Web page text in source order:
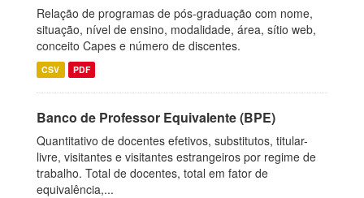
Relação de programas de pós-graduação com nome,
situação, nível de ensino, modalidade, área, sítio web,
conceito Capes e número de discentes.
CSV PDF
Banco de Professor Equivalente (BPE)
Quantitativo de docentes efetivos, substitutos, titular-
livre, visitantes e visitantes estrangeiros por regime de
trabalho. Total de docentes, total em fator de
equivalência,...